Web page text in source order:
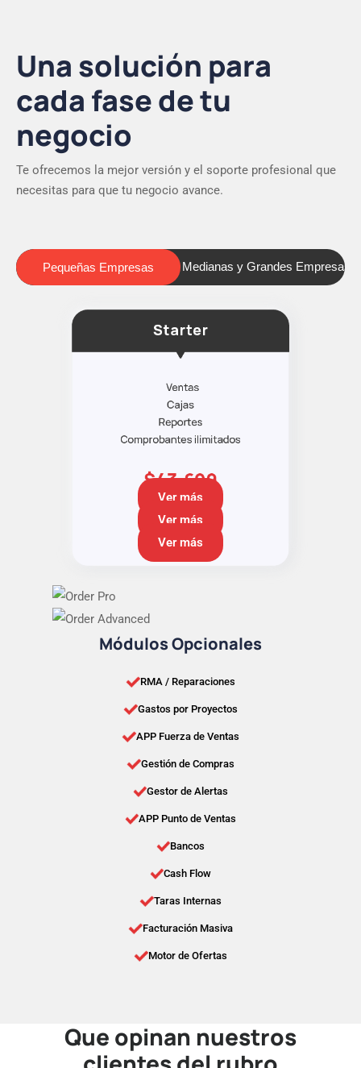
Una solución para
cada fase de tu
negocio
Te ofrecemos la mejor versión y el soporte profesional que
necesitas para que tu negocio avance.
Pequeñas Empresas
Pequeñas Empresas Medianas y Grandes Empresas
Ver más
Ver más
Ver más
Módulos Opcionales
RMA / Reparaciones
Gastos por Proyectos
APP Fuerza de Ventas
Gestión de Compras
Gestor de Alertas
APP Punto de Ventas
Bancos
Cash Flow
Taras Internas
Facturación Masiva
Motor de Ofertas
Que opinan nuestros